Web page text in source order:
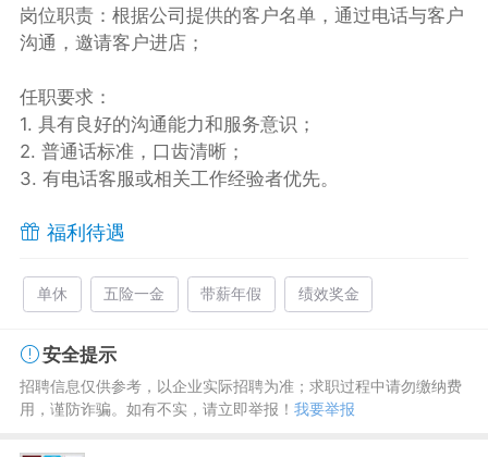
岗位职责：根据公司提供的客户名单，通过电话与客户
沟通，邀请客户进店；
任职要求：
1. 具有良好的沟通能力和服务意识；
2. 普通话标准，口齿清晰；
3. 有电话客服或相关工作经验者优先。
福利待遇
单休 五险一金 带薪年假 绩效奖金
安全提示
招聘信息仅供参考，以企业实际招聘为准；求职过程中请勿缴纳费
用，谨防诈骗。如有不实，请立即举报！ 我要举报